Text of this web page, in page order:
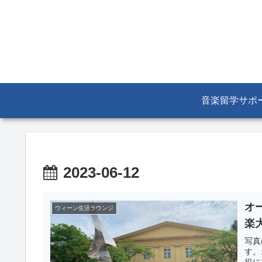
音楽留学サポ
2023-06-12
ウィーン生活ラウンジ
オ
楽
写
す